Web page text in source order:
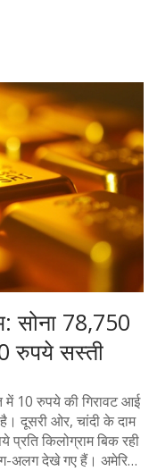
सोना 78,750
रुपये सस्ती
10 रुपये की गिरावट आई
दूसरी ओर, चांदी के दाम
किलोग्राम बिक रही
अलग देखे गए हैं। अमेरिकी